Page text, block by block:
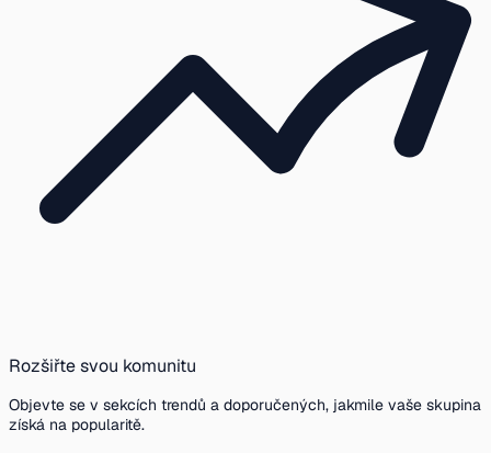
Rozšiřte svou komunitu
Objevte se v sekcích trendů a doporučených, jakmile vaše skupina
získá na popularitě.